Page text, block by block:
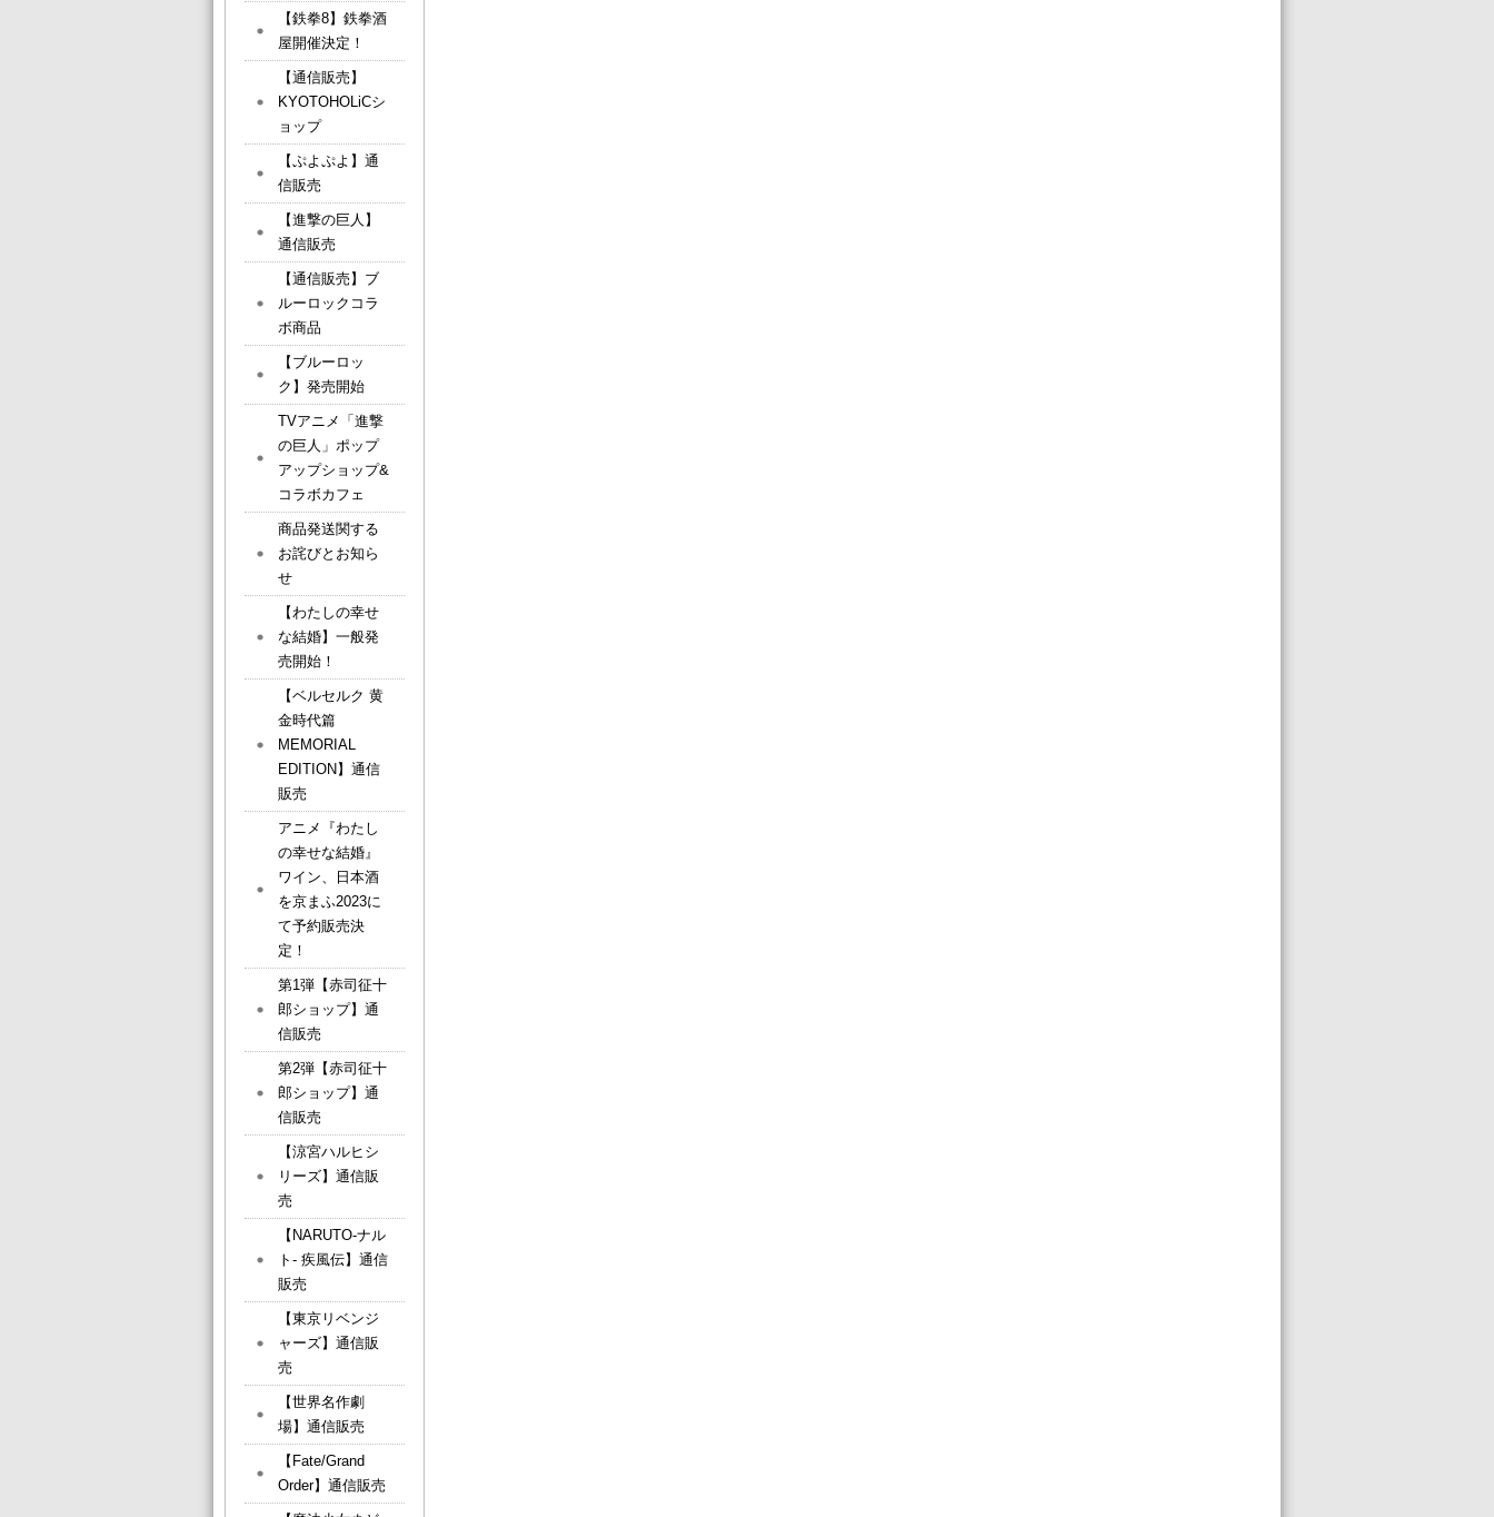
【鉄拳8】鉄拳酒
屋開催決定！
【通信販売】
KYOTOHOLiCシ
ョップ
【ぷよぷよ】通
信販売
【進撃の巨人】
通信販売
【通信販売】ブ
ルーロックコラ
ボ商品
【ブルーロッ
ク】発売開始
TVアニメ「進撃
の巨人」ポップ
アップショップ&
コラボカフェ
商品発送関する
お詫びとお知ら
せ
【わたしの幸せ
な結婚】一般発
売開始！
【ベルセルク 黄
金時代篇
MEMORIAL
EDITION】通信
販売
アニメ『わたし
の幸せな結婚』
ワイン、日本酒
を京まふ2023に
て予約販売決
定！
第1弾【赤司征十
郎ショップ】通
信販売
第2弾【赤司征十
郎ショップ】通
信販売
【涼宮ハルヒシ
リーズ】通信販
売
【NARUTO-ナル
ト- 疾風伝】通信
販売
【東京リベンジ
ャーズ】通信販
売
【世界名作劇
場】通信販売
【Fate/Grand
Order】通信販売